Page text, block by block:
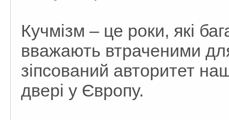
Кучмізм – це роки, які
вважають втраченими
зіпсований авторитет
двері у Європу.